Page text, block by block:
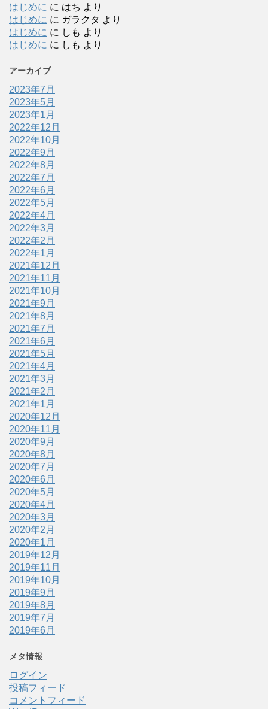
はじめに に はち より
はじめに に ガラクタ より
はじめに に しも より
はじめに に しも より
アーカイブ
2023年7月
2023年5月
2023年1月
2022年12月
2022年10月
2022年9月
2022年8月
2022年7月
2022年6月
2022年5月
2022年4月
2022年3月
2022年2月
2022年1月
2021年12月
2021年11月
2021年10月
2021年9月
2021年8月
2021年7月
2021年6月
2021年5月
2021年4月
2021年3月
2021年2月
2021年1月
2020年12月
2020年11月
2020年9月
2020年8月
2020年7月
2020年6月
2020年5月
2020年4月
2020年3月
2020年2月
2020年1月
2019年12月
2019年11月
2019年10月
2019年9月
2019年8月
2019年7月
2019年6月
メタ情報
ログイン
投稿フィード
コメントフィード